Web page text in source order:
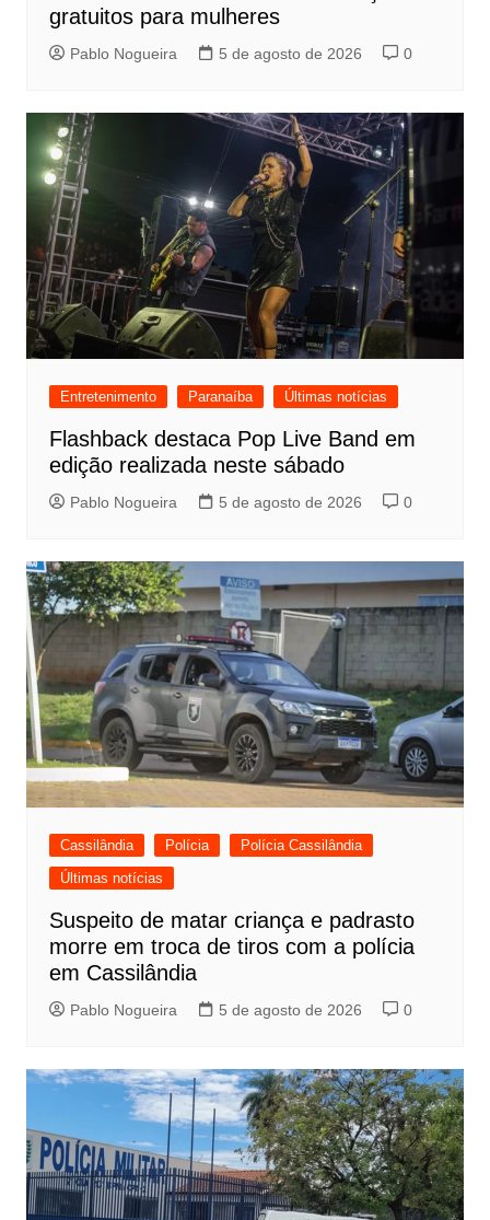
gratuitos para mulheres
Pablo Nogueira 5 de agosto de 2026 0
Entretenimento Paranaíba Últimas notícias
Flashback destaca Pop Live Band em
edição realizada neste sábado
Pablo Nogueira 5 de agosto de 2026 0
Cassilândia Polícia
Polícia Cassilândia
Últimas notícias
Suspeito de matar criança e padrasto
morre em troca de tiros com a polícia
em Cassilândia
Pablo Nogueira 5 de agosto de 2026 0